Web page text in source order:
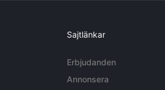
Sajtlänkar
Erbjudanden
Annonsera